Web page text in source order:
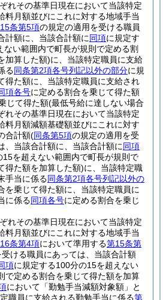
れその基準日現在において当該特定
料月額並びにこれに対する地域手当
条第5項の規定の適用を受ける職員
計額に、当該合計額に同項に規定す
ない範囲内で町長が規則で定める割
加算した額)に、当該特定職員に支給
る同条第2項各号列記以外の部分に規
得た額に、当該特定職員に支給され
項各号に定める割合を乗じて得た額
じて得た額(最低号給に達しない場合
れその基準日現在において当該特定
料月額減額基礎額並びにこれに対す
合計額(同条第5項の規定の適用を受
、当該合計額に、当該合計額に同項
15を超えない範囲内で町長が規則で
得た額を加算した額)に、当該特定職
手当に係る同条第2項各号列記以外の
を乗じて得た額に、当該特定職員に
に係る同項各号に定める割合を乗じ
れその基準日現在において当該特定
料月額並びにこれに対する地域手当
条第4項において準用する第15条第
ける職員にあっては、当該合計額
項に規定する100分の15を超えない
で定める割合を乗じて得た額を加算
において「勤勉手当減額対象額」と
職員に支給される勤勉手当に係る第